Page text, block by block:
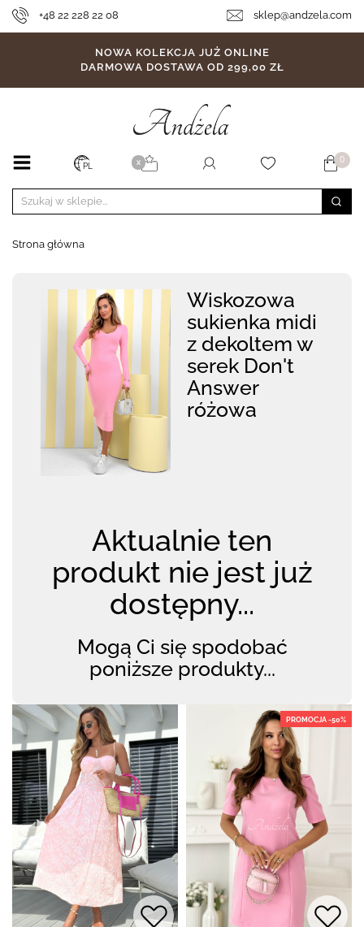
+48 22 228 22 08 sklep@andzela.com
NOWA KOLEKCJA JUŻ ONLINE
DARMOWA DOSTAWA OD 299,00 ZŁ
PL X 0
Strona główna
Wiskozowa
sukienka midi
z dekoltem w
serek Don't
Answer
różowa
Aktualnie ten
produkt nie jest już
dostępny...
Mogą Ci się spodobać
poniższe produkty...
PROMOCJA -50%